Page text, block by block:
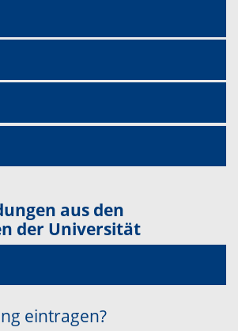
aus den
der Universität
eintragen?